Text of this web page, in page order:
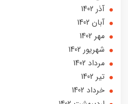
آذر 1402
آبان 1402
مهر 1402
شهریور 1402
مرداد 1402
تير 1402
خرداد 1402